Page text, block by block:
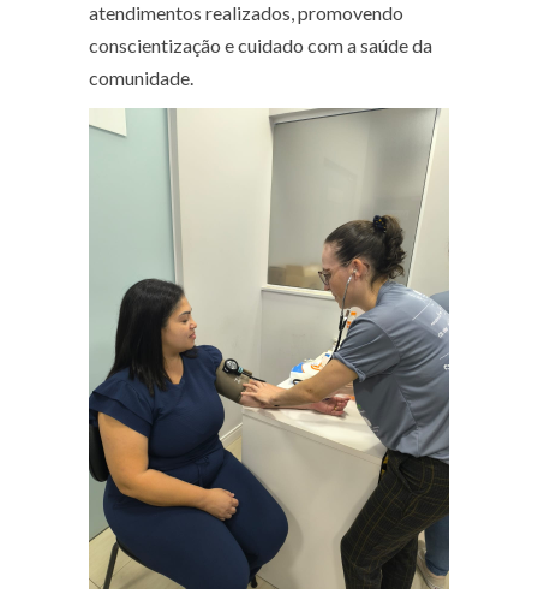
atendimentos realizados, promovendo
conscientização e cuidado com a saúde da
comunidade.